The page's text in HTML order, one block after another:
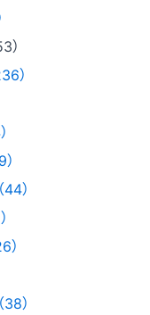
）
）
）
）